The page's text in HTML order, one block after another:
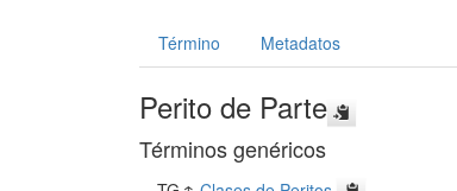
Término Metadatos
Perito de Parte
Términos genéricos